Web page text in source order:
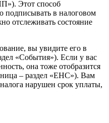
Этот способ
подписывать в налоговом
отслеживать состояние
вы увидите его в
«События»). Если у вас
она тоже отобразится
– раздел «ЕНС»). Вам
нарушен срок уплаты,